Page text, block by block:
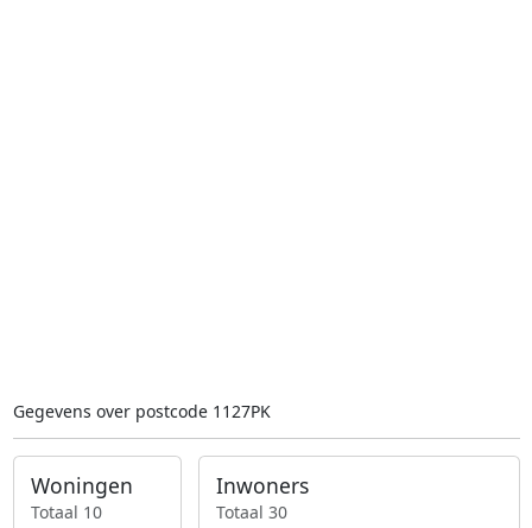
Gegevens over postcode 1127PK
Woningen
Totaal 10
Inwoners
Totaal 30